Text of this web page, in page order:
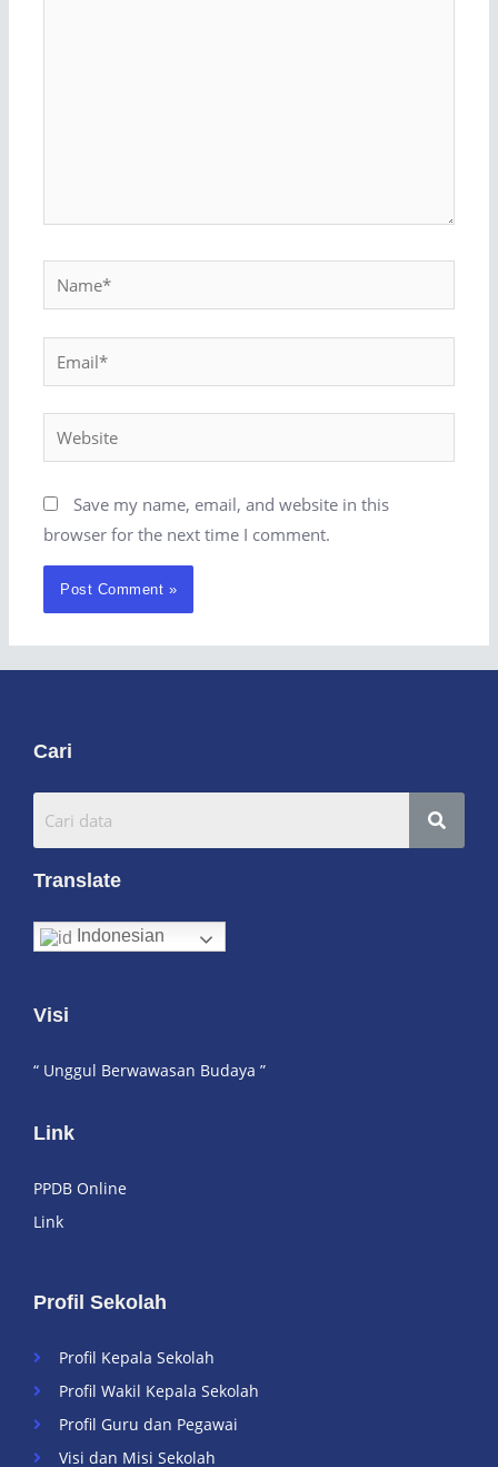
Save my name, email, and website in this
browser for the next time I comment.
Profil Sekolah
Profil Kepala Sekolah
Profil Wakil Kepala Sekolah
Profil Guru dan Pegawai
Visi dan Misi Sekolah
Visi
“ Unggul Berwawasan Budaya ”
Link
PPDB Online
Link
Cari
Translate
Indonesian